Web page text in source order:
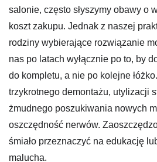
salonie, często słyszymy obawy o
koszt zakupu. Jednak z naszej
rodziny wybierające rozwiązanie
nas po latach wyłącznie po to, by
do kompletu, a nie po kolejne
trzykrotnego demontażu, utylizacji
żmudnego poszukiwania nowych
oszczędność nerwów.
śmiało przeznaczyć na edukację
malucha.